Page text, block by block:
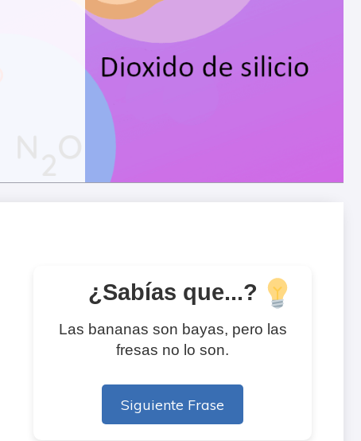
¿Sabías que...?
Las bananas son bayas, pero las
fresas no lo son.
Siguiente Frase